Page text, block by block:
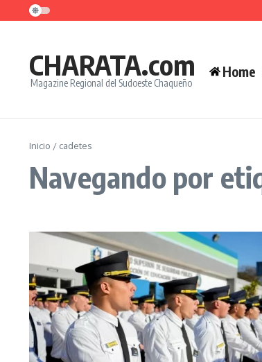
Saltar al contenido
CHARATA.com
Magazine Regional del Sudoeste Chaqueño
Home
Inicio / cadetes
Navegando por